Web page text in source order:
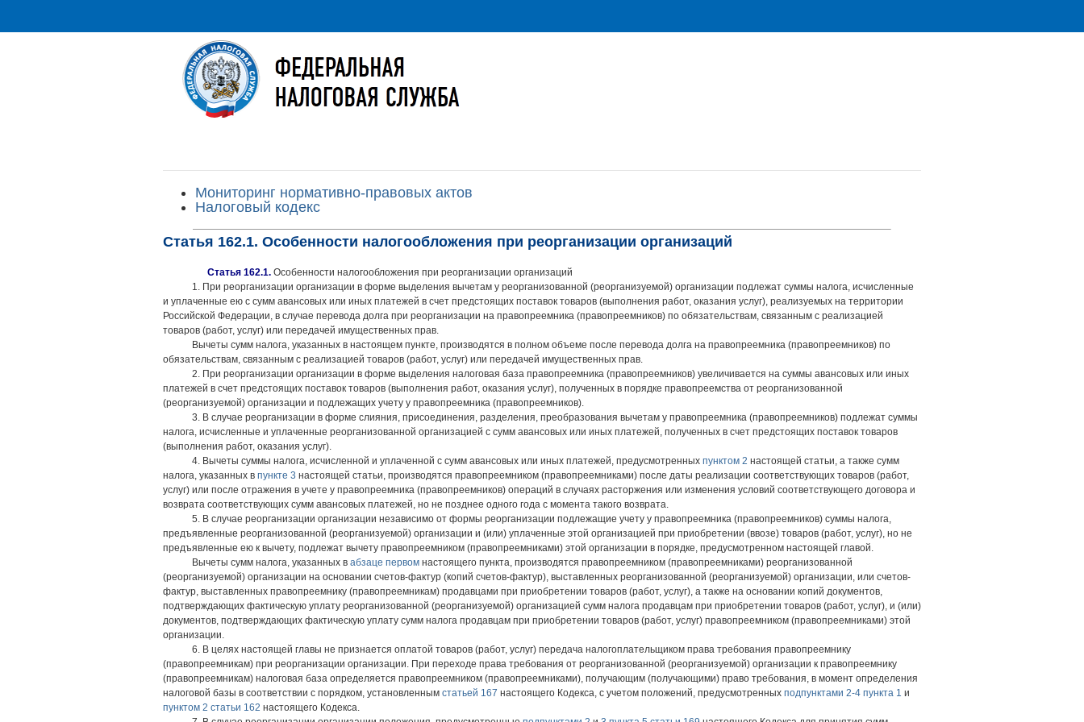
Мониторинг нормативно-правовых актов
Налоговый кодекс
Статья 162.1. Особенности налогообложения при реорганизации организаций
Статья 162.1. Особенности налогообложения при реорганизации организаций
1. При реорганизации организации в форме выделения вычетам у реорганизованной (реорганизуемой) организации подлежат суммы налога, исчисленные
и уплаченные ею с сумм авансовых или иных платежей в счет предстоящих поставок товаров (выполнения работ, оказания услуг), реализуемых на территории
Российской Федерации, в случае перевода долга при реорганизации на правопреемника (правопреемников) по обязательствам, связанным с реализацией
товаров (работ, услуг) или передачей имущественных прав.
Вычеты сумм налога, указанных в настоящем пункте, производятся в полном объеме после перевода долга на правопреемника (правопреемников) по
обязательствам, связанным с реализацией товаров (работ, услуг) или передачей имущественных прав.
2. При реорганизации организации в форме выделения налоговая база правопреемника (правопреемников) увеличивается на суммы авансовых или иных
платежей в счет предстоящих поставок товаров (выполнения работ, оказания услуг), полученных в порядке правопреемства от реорганизованной
(реорганизуемой) организации и подлежащих учету у правопреемника (правопреемников).
3. В случае реорганизации в форме слияния, присоединения, разделения, преобразования вычетам у правопреемника (правопреемников) подлежат суммы
налога, исчисленные и уплаченные реорганизованной организацией с сумм авансовых или иных платежей, полученных в счет предстоящих поставок товаров
(выполнения работ, оказания услуг).
4. Вычеты суммы налога, исчисленной и уплаченной с сумм авансовых или иных платежей, предусмотренных пунктом 2 настоящей статьи, а также сумм
налога, указанных в пункте 3 настоящей статьи, производятся правопреемником (правопреемниками) после даты реализации соответствующих товаров (работ,
услуг) или после отражения в учете у правопреемника (правопреемников) операций в случаях расторжения или изменения условий соответствующего договора и
возврата соответствующих сумм авансовых платежей, но не позднее одного года с момента такого возврата.
5. В случае реорганизации организации независимо от формы реорганизации подлежащие учету у правопреемника (правопреемников) суммы налога,
предъявленные реорганизованной (реорганизуемой) организации и (или) уплаченные этой организацией при приобретении (ввозе) товаров (работ, услуг), но не
предъявленные ею к вычету, подлежат вычету правопреемником (правопреемниками) этой организации в порядке, предусмотренном настоящей главой.
Вычеты сумм налога, указанных в абзаце первом настоящего пункта, производятся правопреемником (правопреемниками) реорганизованной
(реорганизуемой) организации на основании счетов-фактур (копий счетов-фактур), выставленных реорганизованной (реорганизуемой) организации, или счетов-
фактур, выставленных правопреемнику (правопреемникам) продавцами при приобретении товаров (работ, услуг), а также на основании копий документов,
подтверждающих фактическую уплату реорганизованной (реорганизуемой) организацией сумм налога продавцам при приобретении товаров (работ, услуг), и (или)
документов, подтверждающих фактическую уплату сумм налога продавцам при приобретении товаров (работ, услуг) правопреемником (правопреемниками) этой
организации.
6. В целях настоящей главы не признается оплатой товаров (работ, услуг) передача налогоплательщиком права требования правопреемнику
(правопреемникам) при реорганизации организации. При переходе права требования от реорганизованной (реорганизуемой) организации к правопреемнику
(правопреемникам) налоговая база определяется правопреемником (правопреемниками), получающим (получающими) право требования, в момент определения
налоговой базы в соответствии с порядком, установленным статьей 167 настоящего Кодекса, с учетом положений, предусмотренных подпунктами 2-4 пункта 1 и
пунктом 2 статьи 162 настоящего Кодекса.